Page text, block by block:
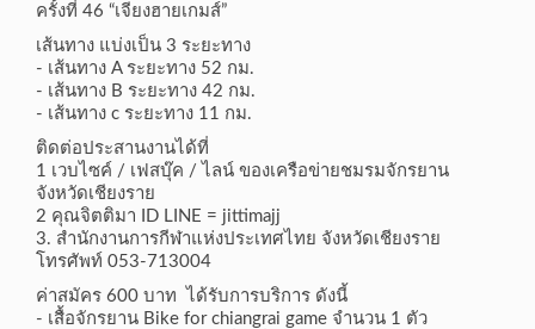
ครั้งที่ 46 “เจียงฮายเกมส์”
เส้นทาง แบ่งเป็น 3 ระยะทาง
- เส้นทาง A ระยะทาง 52 กม.
- เส้นทาง B ระยะทาง 42 กม.
- เส้นทาง c ระยะทาง 11 กม.
ติดต่อประสานงานได้ที่
1 เวบไซค์ / เฟสบุ๊ค / ไลน์ ของเครือข่ายชมรมจักรยาน
จังหวัดเชียงราย
2 คุณจิตติมา ID LINE = jittimajj
3. สำนักงานการกีฬาแห่งประเทศไทย จังหวัดเชียงราย
โทรศัพท์ 053-713004
ค่าสมัคร 600 บาท ได้รับการบริการ ดังนี้
- เสื้อจักรยาน Bike for chiangrai game จำนวน 1 ตัว